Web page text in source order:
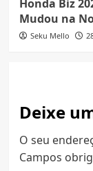
Honda Biz
Mudou na
Seku Mello
Deixe
O seu
Campos